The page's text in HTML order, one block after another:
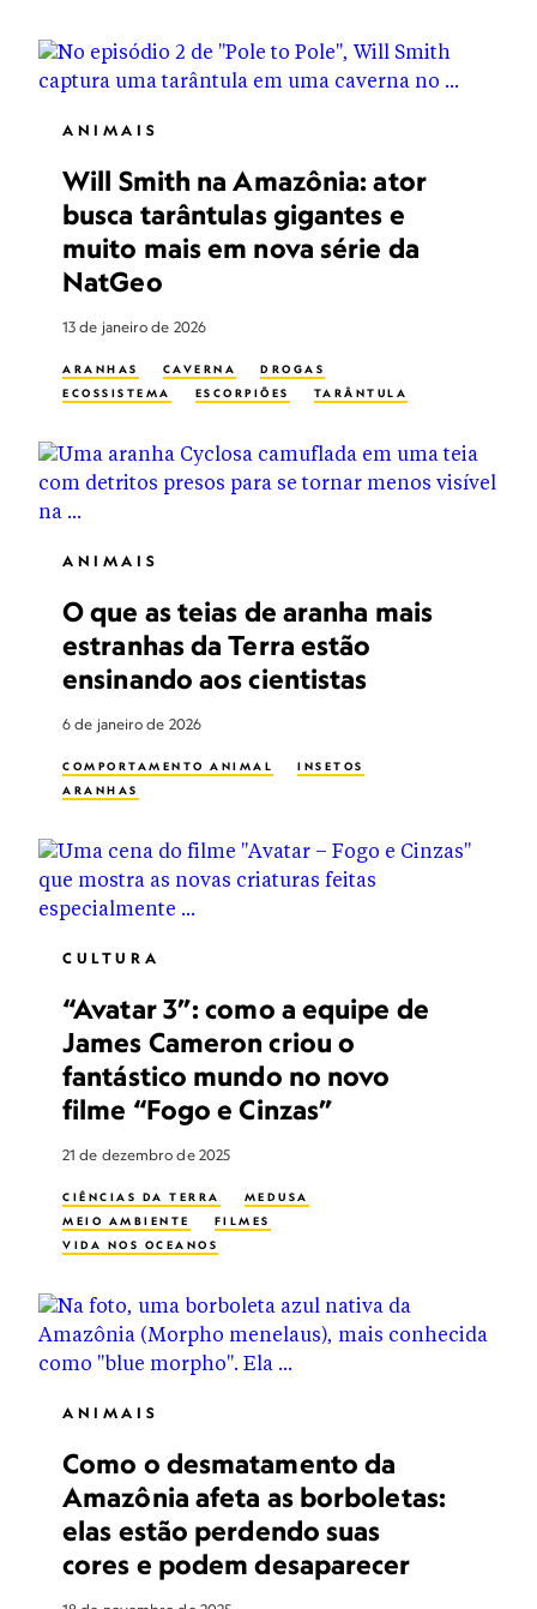
ANIMAIS
Will Smith na Amazônia: ator
busca tarântulas gigantes e
muito mais em nova série da
NatGeo
13 de janeiro de 2026
ARANHAS CAVERNA
DROGAS
ECOSSISTEMA
ESCORPIÕES TARÂNTULA
ANIMAIS
O que as teias de aranha mais
estranhas da Terra estão
ensinando aos cientistas
6 de janeiro de 2026
COMPORTAMENTO ANIMAL
INSETOS
ARANHAS
CULTURA
“Avatar 3”: como a equipe de
James Cameron criou o
fantástico mundo no novo
filme “Fogo e Cinzas”
21 de dezembro de 2025
CIÊNCIAS DA TERRA
MEDUSA
MEIO AMBIENTE
FILMES
VIDA NOS OCEANOS
ANIMAIS
Como o desmatamento da
Amazônia afeta as borboletas:
elas estão perdendo suas
cores e podem desaparecer